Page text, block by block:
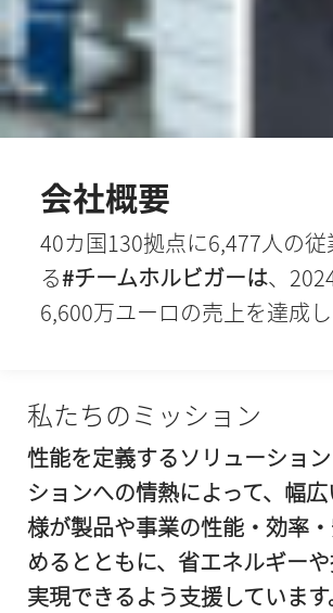
会社概要
40カ国130拠点に6,477人の
る#チームホルビガーは、
6,600万ユーロの売上を達成し
私たちのミッション
性能を定義するソリューショ
ションへの情熱によって、幅
様が製品や事業の性能・効率
めるとともに、省エネルギー
実現できるよう支援しています